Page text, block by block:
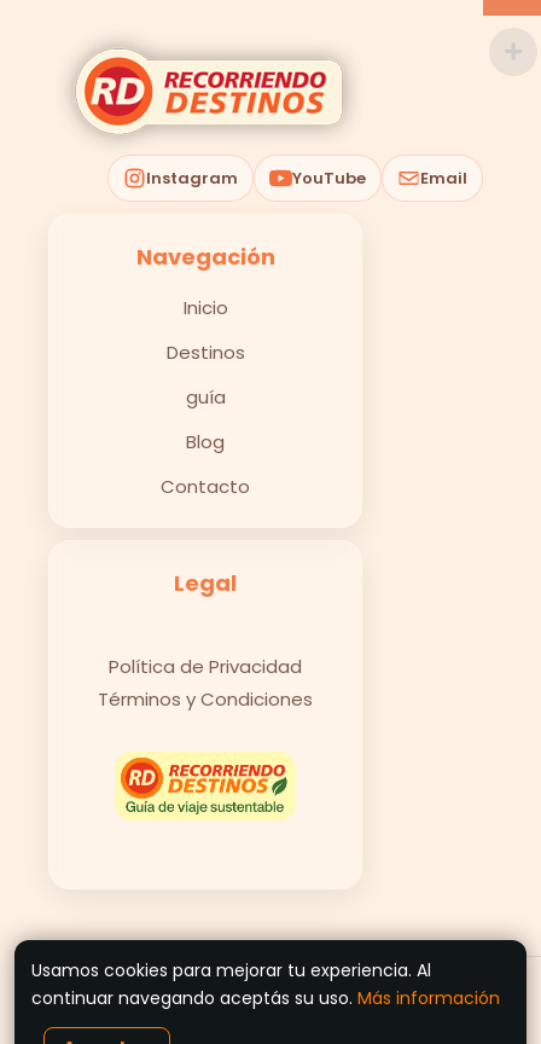
Instagram YouTube Email
Navegación
Inicio
Destinos
guía
Blog
Contacto
Legal
Política de Privacidad
Términos y Condiciones
© 2026 Recorriendo Destinos
Usamos cookies para mejorar tu experiencia. Al
continuar navegando aceptás su uso. Más información